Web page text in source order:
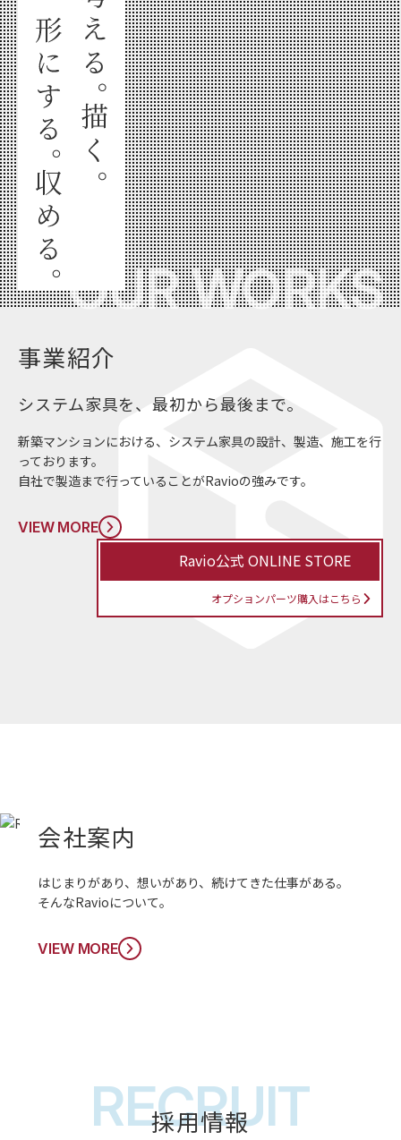
事業紹介
システム家具を、最初から最後まで。
新築マンションにおける、システム家具の設計、製造、施工を行
っております。
自社で製造まで行っていることがRavioの強みです。
VIEW MORE
Ravio公式 ONLINE STORE
オプションパーツ購入はこちら
OUR WORKS
会社案内
はじまりがあり、想いがあり、続けてきた仕事がある。
そんなRavioについて。
VIEW MORE
COMPANY
採用情報
RECRUIT